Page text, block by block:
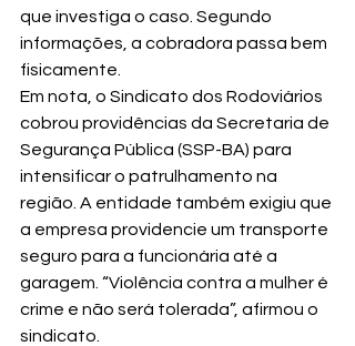
que investiga o caso. Segundo
informações, a cobradora passa bem
fisicamente.
Em nota, o Sindicato dos Rodoviários
cobrou providências da Secretaria de
Segurança Pública (SSP-BA) para
intensificar o patrulhamento na
região. A entidade também exigiu que
a empresa providencie um transporte
seguro para a funcionária até a
garagem. “Violência contra a mulher é
crime e não será tolerada”, afirmou o
sindicato.